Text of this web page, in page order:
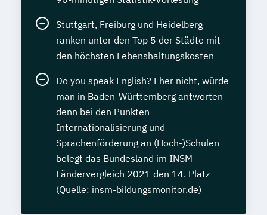
Stuttgart, Freiburg und Heidelberg
ranken unter den Top 5 der Städte mit
den höchsten Lebenshaltungskosten
Do you speak English? Eher nicht, würde
man in Baden-Württemberg antworten -
denn bei den Punkten
Internationalisierung und
Sprachenförderung an (Hoch-)Schulen
belegt das Bundesland im INSM-
Ländervergleich 2021 den 14. Platz
(Quelle: insm-bildungsmonitor.de)